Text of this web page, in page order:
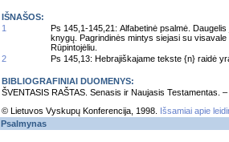
IŠNAŠOS:
1
Ps 145,1-145,21: Alfabetinė psalmė.
knygų. Pagrindinės mintys siejasi su
Rūpintojėliu.
2
Ps 145,13: Hebrajiškajame tekste {n} raidė
BIBLIOGRAFINIAI DUOMENYS:
ŠVENTASIS RAŠTAS. Senasis ir Naujasis Testamentas.
© Lietuvos Vyskupų Konferencija, 1998.
Išsamiai apie
Psalmynas